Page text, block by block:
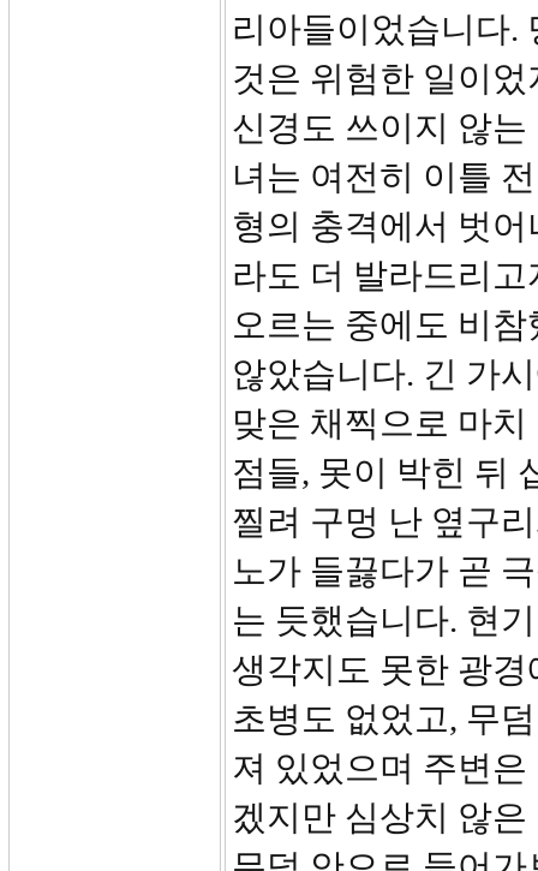
리아들이었습니다.
것은 위험한 일이
신경도 쓰이지 않
녀는 여전히 이틀
형의 충격에서 벗
라도 더 발라드리
오르는 중에도 비
않았습니다. 긴 가
맞은 채찍으로 마
점들, 못이 박힌 뒤
찔려 구멍 난 옆구
노가 들끓다가 곧
는 듯했습니다. 현
생각지도 못한 광
초병도 없었고, 무
져 있었으며 주변
겠지만 심상치 않